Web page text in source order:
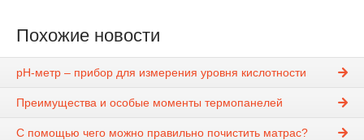
Похожие новости
pН-метр – прибор для измерения уровня кислотности
Преимущества и особые моменты термопанелей
С помощью чего можно правильно почистить матрас?